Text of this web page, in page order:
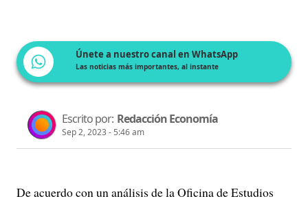
Únete a nuestro canal en WhatsApp
Las noticias más importantes, al instante
Escrito por: Redacción Economía
Sep 2, 2023 - 5:46 am
De acuerdo con un análisis de la Oficina de Estudios